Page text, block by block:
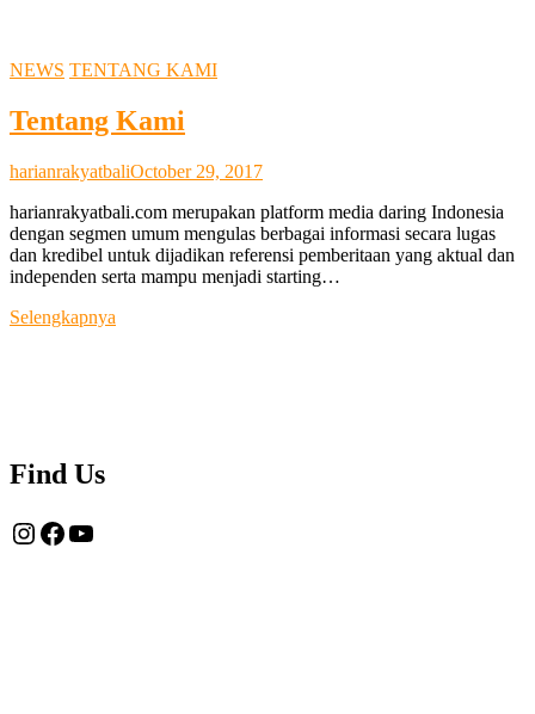
NEWS TENTANG KAMI
Tentang Kami
harianrakyatbaliOctober 29, 2017
harianrakyatbali.com merupakan platform media daring Indonesia
dengan segmen umum mengulas berbagai informasi secara lugas
dan kredibel untuk dijadikan referensi pemberitaan yang aktual dan
independen serta mampu menjadi starting…
Selengkapnya
Find Us
Instagram
Facebook
YouTube